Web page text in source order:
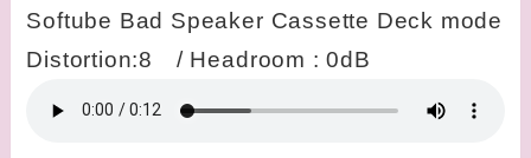
Softube Bad Speaker Cassette Deck mode
Distortion:8 / Headroom : 0dB